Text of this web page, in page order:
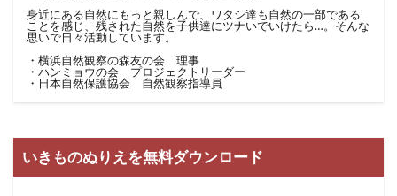
身近にある自然にもっと親しんで、ワタシ達も自然の一部である
ことを感じ、残された自然を子供達にツナいでいけたら…。そんな
思いで日々活動しています。
・横浜自然観察の森友の会 理事
・ハンミョウの会 プロジェクトリーダー
・日本自然保護協会 自然観察指導員
いきものぬりえを無料ダウンロード